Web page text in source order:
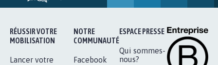
RÉUSSIR VOTRE
MOBILISATION
Lancer votre
NOTRE
COMMUNAUTÉ
Facebook
ESPACE PRESSE
Qui sommes-
nous?